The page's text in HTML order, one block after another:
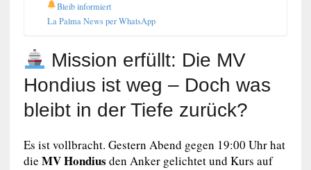
Bleib informiert
La Palma News per WhatsApp
Mission erfüllt: Die MV
Hondius ist weg – Doch was
bleibt in der Tiefe zurück?
Es ist vollbracht. Gestern Abend gegen 19:00 Uhr hat
die MV Hondius den Anker gelichtet und Kurs auf